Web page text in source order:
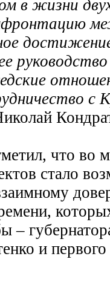
в жизни
руководство
с
что во
стало
–
и